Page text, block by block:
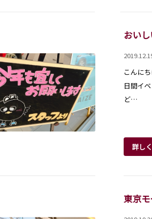
おい
こんに
日間イ
ど…
詳し
東京